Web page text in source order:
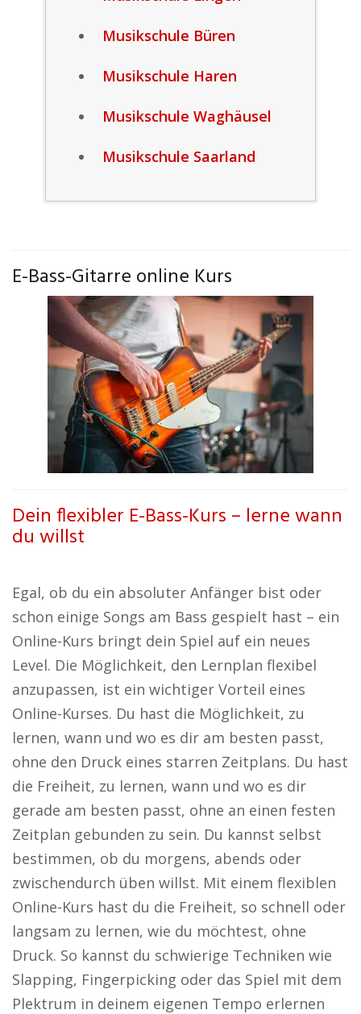
Musikschule Büren
Musikschule Haren
Musikschule Waghäusel
Musikschule Saarland
E-Bass-Gitarre online Kurs
Dein flexibler E-Bass-Kurs – lerne wann
du willst
Egal, ob du ein absoluter Anfänger bist oder
schon einige Songs am Bass gespielt hast – ein
Online-Kurs bringt dein Spiel auf ein neues
Level. Die Möglichkeit, den Lernplan flexibel
anzupassen, ist ein wichtiger Vorteil eines
Online-Kurses. Du hast die Möglichkeit, zu
lernen, wann und wo es dir am besten passt,
ohne den Druck eines starren Zeitplans. Du hast
die Freiheit, zu lernen, wann und wo es dir
gerade am besten passt, ohne an einen festen
Zeitplan gebunden zu sein. Du kannst selbst
bestimmen, ob du morgens, abends oder
zwischendurch üben willst. Mit einem flexiblen
Online-Kurs hast du die Freiheit, so schnell oder
langsam zu lernen, wie du möchtest, ohne
Druck. So kannst du schwierige Techniken wie
Slapping, Fingerpicking oder das Spiel mit dem
Plektrum in deinem eigenen Tempo erlernen